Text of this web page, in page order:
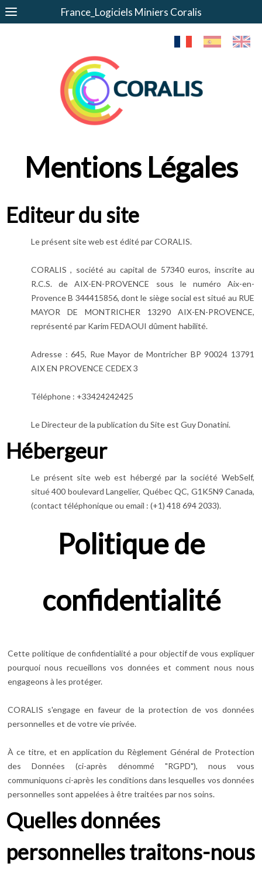
France_Logiciels Miniers Coralis
Mentions Légales
Editeur du site
Le présent site web est édité par CORALIS.
CORALIS , société au capital de 57340 euros, inscrite au
R.C.S. de AIX-EN-PROVENCE sous le numéro Aix-en-
Provence B 344415856, dont le siège social est situé au RUE
MAYOR DE MONTRICHER 13290 AIX-EN-PROVENCE,
représenté par Karim FEDAOUI dûment habilité.
Adresse : 645, Rue Mayor de Montricher BP 90024 13791
AIX EN PROVENCE CEDEX 3
Téléphone : +33424242425
Le Directeur de la publication du Site est Guy Donatini.
Hébergeur
Le présent site web est hébergé par la société WebSelf,
situé 400 boulevard Langelier, Québec QC, G1K5N9 Canada,
(contact téléphonique ou email : (+1) 418 694 2033).
Politique de
confidentialité
Cette politique de confidentialité a pour objectif de vous expliquer
pourquoi nous recueillons vos données et comment nous nous
engageons à les protéger.
CORALIS s'engage en faveur de la protection de vos données
personnelles et de votre vie privée.
À ce titre, et en application du Règlement Général de Protection
des Données (ci-après dénommé "RGPD"), nous vous
communiquons ci-après les conditions dans lesquelles vos données
personnelles sont appelées à être traitées par nos soins.
Quelles données
personnelles traitons-nous